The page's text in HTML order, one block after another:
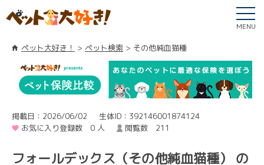
MENU
ペット大好き！ ペット検索 その他純血猫種
掲載日：2026/06/02
生体ID：392146001874124
お気に入り登録数 0 人
閲覧数 211
フォールデックス（その他純血猫種） の